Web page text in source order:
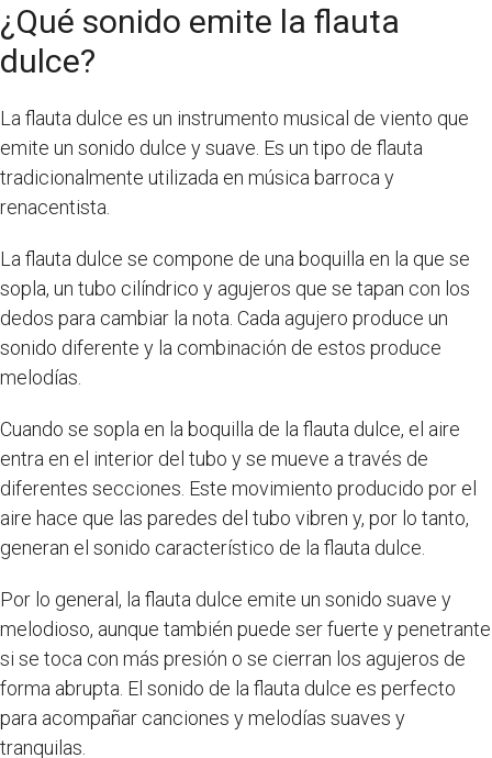
¿Qué sonido emite la flauta
dulce?
La flauta dulce es un instrumento musical de viento que
emite un sonido dulce y suave. Es un tipo de flauta
tradicionalmente utilizada en música barroca y
renacentista.
La flauta dulce se compone de una boquilla en la que se
sopla, un tubo cilíndrico y agujeros que se tapan con los
dedos para cambiar la nota. Cada agujero produce un
sonido diferente y la combinación de estos produce
melodías.
Cuando se sopla en la boquilla de la flauta dulce, el aire
entra en el interior del tubo y se mueve a través de
diferentes secciones. Este movimiento producido por el
aire hace que las paredes del tubo vibren y, por lo tanto,
generan el sonido característico de la flauta dulce.
Por lo general, la flauta dulce emite un sonido suave y
melodioso, aunque también puede ser fuerte y penetrante
si se toca con más presión o se cierran los agujeros de
forma abrupta. El sonido de la flauta dulce es perfecto
para acompañar canciones y melodías suaves y
tranquilas.